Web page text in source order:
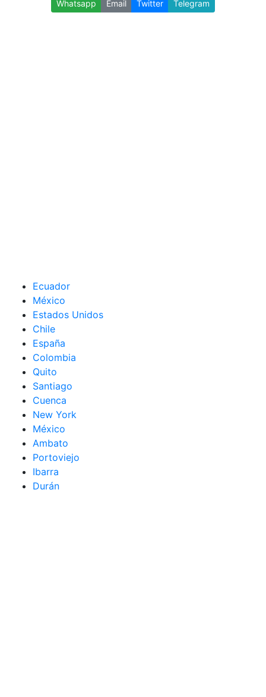
Whatsapp Email Twitter Telegram
Ecuador
México
Estados Unidos
Chile
España
Colombia
Quito
Santiago
Cuenca
New York
México
Ambato
Portoviejo
Ibarra
Durán